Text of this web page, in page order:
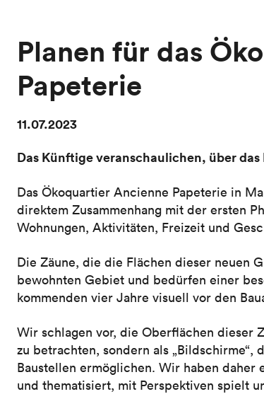
Planen für das
Papeterie
11.07.2023
Das Künftige veranschaulichen, über
Das Ökoquartier Ancienne Papeterie in
direktem Zusammenhang mit der ersten
Wohnungen, Aktivitäten, Freizeit und
Die Zäune, die die Flächen dieser neuen
bewohnten Gebiet und bedürfen einer
kommenden vier Jahre visuell vor den
Wir schlagen vor, die Oberflächen dieser
zu betrachten, sondern als „Bildschirme“,
Baustellen ermöglichen. Wir haben
und thematisiert, mit Perspektiven spielt